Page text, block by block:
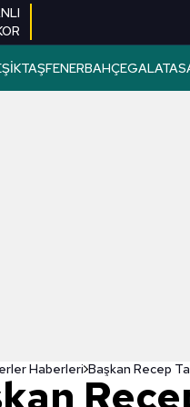
FENERBAHÇE
Haberleri